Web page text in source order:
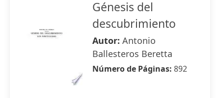
Génesis del
descubrimiento
Autor: Antonio
Ballesteros Beretta
Número de Páginas: 892